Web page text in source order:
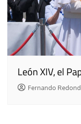
León XIV, el
Fernando